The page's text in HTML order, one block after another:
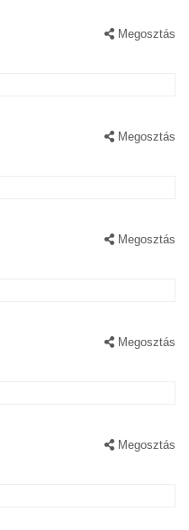
Megosztás
Megosztás
Megosztás
Megosztás
Megosztás